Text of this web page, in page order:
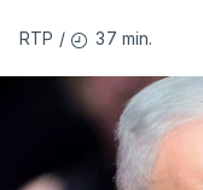
Meios de
Segurança do
Netanyahu exigiu
a retoma dos
RTP / 37 min.